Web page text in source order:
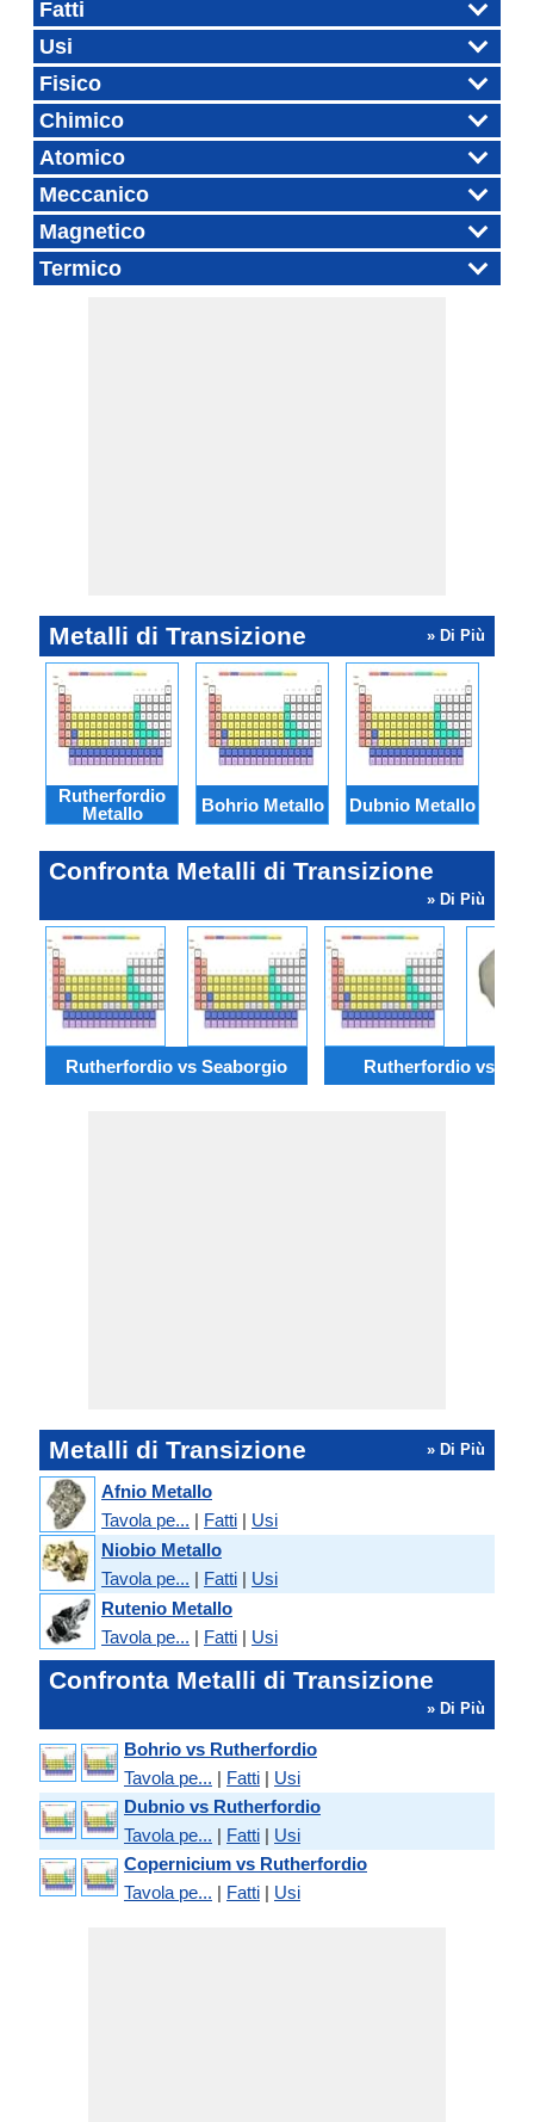
Fatti
Usi
Fisico
Chimico
Atomico
Meccanico
Magnetico
Termico
Metalli di Transizione » Di Più
Rutherfordio
Metallo
Bohrio Metallo Dubnio Metallo
Confronta Metalli di Transizione
» Di Più
Rutherfordio vs Seaborgio Rutherfordio vs
Metalli di Transizione » Di Più
Afnio Metallo
Tavola pe... | Fatti | Usi
Niobio Metallo
Tavola pe... | Fatti | Usi
Rutenio Metallo
Tavola pe... | Fatti | Usi
Confronta Metalli di Transizione
» Di Più
Bohrio vs Rutherfordio
Tavola pe... | Fatti | Usi
Dubnio vs Rutherfordio
Tavola pe... | Fatti | Usi
Copernicium vs Rutherfordio
Tavola pe... | Fatti | Usi